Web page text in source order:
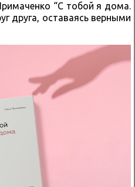
“С тобой я дома.
друга, оставаясь верными